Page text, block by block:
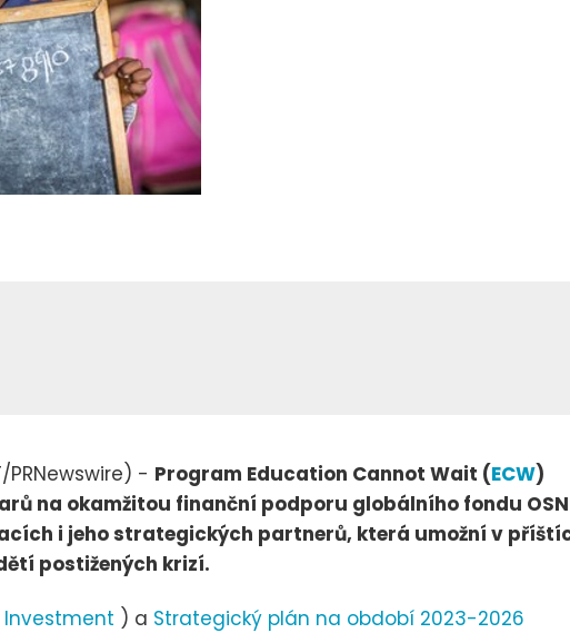
PRNewswire) - Program Education Cannot Wait (ECW)
na okamžitou finanční podporu globálního fondu OSN
i jeho strategických partnerů, která umožní v
postižených krizí.
Investment ) a Strategický plán na období 2023-2026